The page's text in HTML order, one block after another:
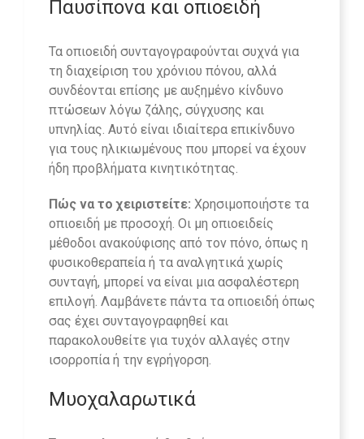
Παυσίπονα και οπιοειδή
Τα οπιοειδή συνταγογραφούνται συχνά για
τη διαχείριση του χρόνιου πόνου, αλλά
συνδέονται επίσης με αυξημένο κίνδυνο
πτώσεων λόγω ζάλης, σύγχυσης και
υπνηλίας. Αυτό είναι ιδιαίτερα επικίνδυνο
για τους ηλικιωμένους που μπορεί να έχουν
ήδη προβλήματα κινητικότητας.
Πώς να το χειριστείτε: Χρησιμοποιήστε τα
οπιοειδή με προσοχή. Οι μη οπιοειδείς
μέθοδοι ανακούφισης από τον πόνο, όπως η
φυσικοθεραπεία ή τα αναλγητικά χωρίς
συνταγή, μπορεί να είναι μια ασφαλέστερη
επιλογή. Λαμβάνετε πάντα τα οπιοειδή όπως
σας έχει συνταγογραφηθεί και
παρακολουθείτε για τυχόν αλλαγές στην
ισορροπία ή την εγρήγορση.
Μυοχαλαρωτικά